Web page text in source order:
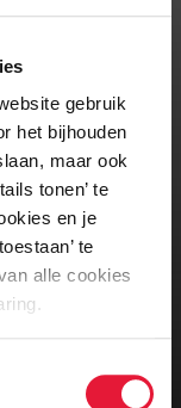
gebruik
het bijhouden
maar ook
tonen’ te
en je
te
alle cookies
ideaal
binnen
die
zoeken.
blijft u
van
scala